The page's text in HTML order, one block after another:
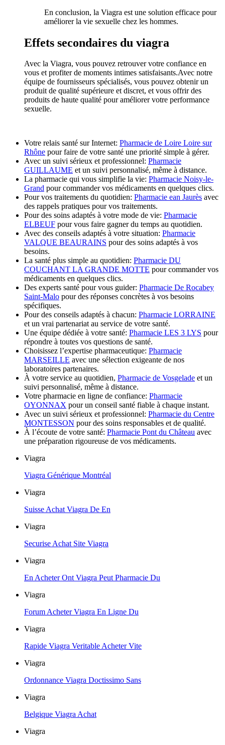
En conclusion, la Viagra est une solution efficace pour
améliorer la vie sexuelle chez les hommes.
Effets secondaires du viagra
Avec la Viagra, vous pouvez retrouver votre confiance en
vous et profiter de moments intimes satisfaisants.Avec notre
équipe de fournisseurs spécialisés, vous pouvez obtenir un
produit de qualité supérieure et discret, et vous offrir des
produits de haute qualité pour améliorer votre performance
sexuelle.
Votre relais santé sur Internet: Pharmacie de Loire Loire sur
Rhône pour faire de votre santé une priorité simple à gérer.
Avec un suivi sérieux et professionnel: Pharmacie
GUILLAUME et un suivi personnalisé, même à distance.
La pharmacie qui vous simplifie la vie: Pharmacie Noisy-le-
Grand pour commander vos médicaments en quelques clics.
Pour vos traitements du quotidien: Pharmacie ean Jaurès avec
des rappels pratiques pour vos traitements.
Pour des soins adaptés à votre mode de vie: Pharmacie
ELBEUF pour vous faire gagner du temps au quotidien.
Avec des conseils adaptés à votre situation: Pharmacie
VALQUE BEAURAINS pour des soins adaptés à vos
besoins.
La santé plus simple au quotidien: Pharmacie DU
COUCHANT LA GRANDE MOTTE pour commander vos
médicaments en quelques clics.
Des experts santé pour vous guider: Pharmacie De Rocabey
Saint-Malo pour des réponses concrètes à vos besoins
spécifiques.
Pour des conseils adaptés à chacun: Pharmacie LORRAINE
et un vrai partenariat au service de votre santé.
Une équipe dédiée à votre santé: Pharmacie LES 3 LYS pour
répondre à toutes vos questions de santé.
Choisissez l’expertise pharmaceutique: Pharmacie
MARSEILLE avec une sélection exigeante de nos
laboratoires partenaires.
À votre service au quotidien, Pharmacie de Vosgelade et un
suivi personnalisé, même à distance.
Votre pharmacie en ligne de confiance: Pharmacie
OYONNAX pour un conseil santé fiable à chaque instant.
Avec un suivi sérieux et professionnel: Pharmacie du Centre
MONTESSON pour des soins responsables et de qualité.
À l’écoute de votre santé: Pharmacie Pont du Château avec
une préparation rigoureuse de vos médicaments.
Viagra
Viagra Générique Montréal
Viagra
Suisse Achat Viagra De En
Viagra
Securise Achat Site Viagra
Viagra
En Acheter Ont Viagra Peut Pharmacie Du
Viagra
Forum Acheter Viagra En Ligne Du
Viagra
Rapide Viagra Veritable Acheter Vite
Viagra
Ordonnance Viagra Doctissimo Sans
Viagra
Belgique Viagra Achat
Viagra